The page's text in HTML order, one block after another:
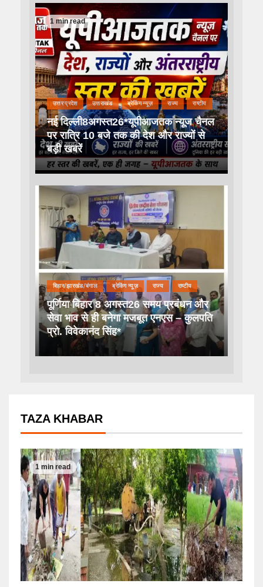
1 min read
उत्तर प्रदेश उत्तराखंड ब्रेकिंग न्यूज़ राज्य राष्टीय
नई दिल्ली8अगस्त26*यूपीआजतक न्यूज चैनल
पर रात्रि 10 बजे तक की देश और राज्यों से
बड़ी खबरें
बिहार/झारखंड/बंगाल ब्रेकिंग न्यूज़ राज्य राष्टीय
पूर्णिया बिहार 8 अगस्त26 समय प्रबंधन और
सेवा भाव से ही बनेगा मजबूत एनएस – कुलपति
प्रो. विवेकानंद सिंह*
TAZA KHABAR
1 min read